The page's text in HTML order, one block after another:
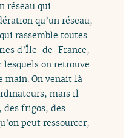
réseau qui
qu’un réseau,
rassemble toutes
d’Île-de-France,
lesquels on retrouve
main. On venait là
mais il
des frigos, des
peut ressourcer,